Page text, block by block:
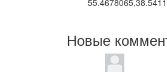
Новые